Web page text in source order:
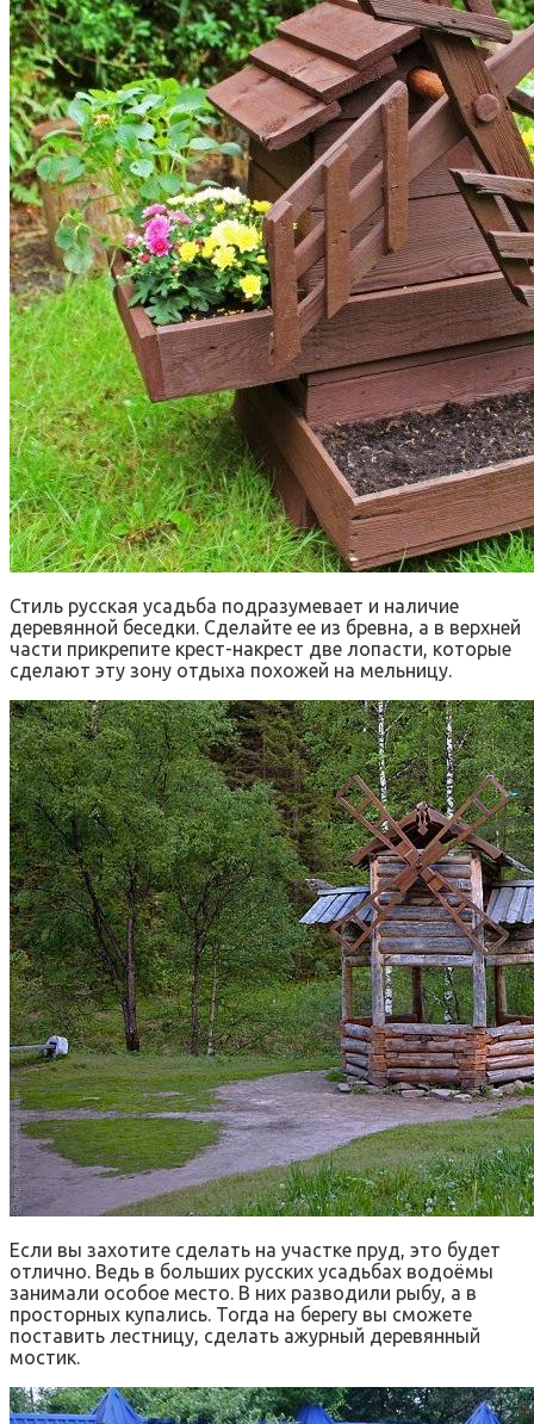
Стиль русская усадьба подразумевает и наличие
деревянной беседки. Сделайте ее из бревна, а в верхней
части прикрепите крест-накрест две лопасти, которые
сделают эту зону отдыха похожей на мельницу.
Если вы захотите сделать на участке пруд, это будет
отлично. Ведь в больших русских усадьбах водоёмы
занимали особое место. В них разводили рыбу, а в
просторных купались. Тогда на берегу вы сможете
поставить лестницу, сделать ажурный деревянный
мостик.